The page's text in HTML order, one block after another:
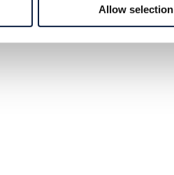
Allow selection